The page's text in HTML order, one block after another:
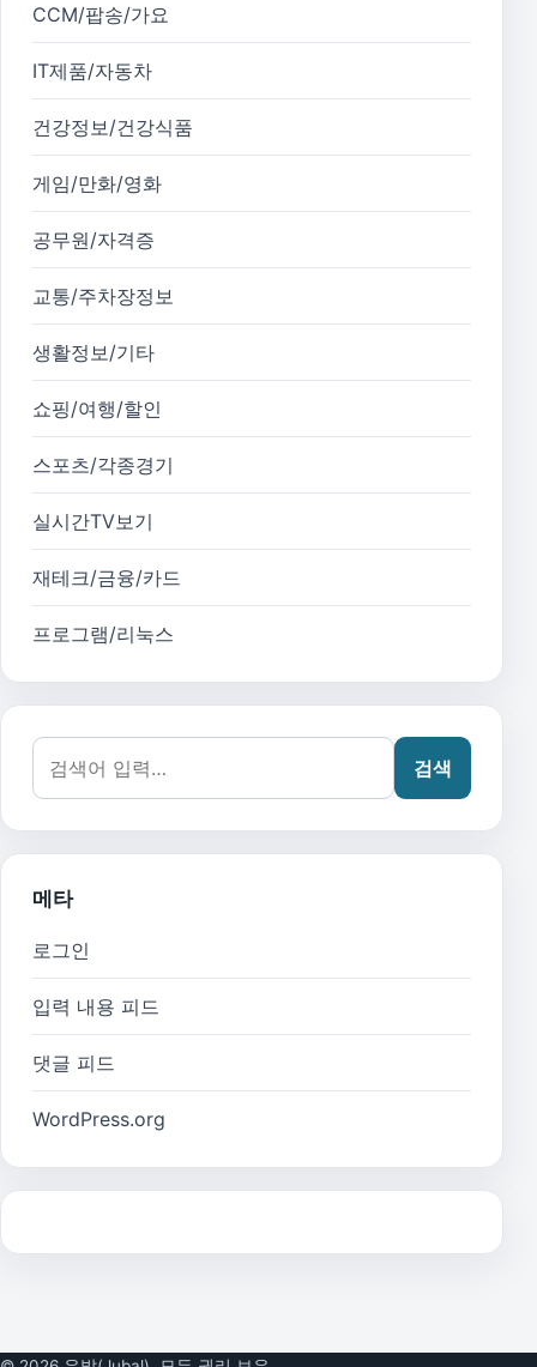
CCM/팝송/가요
IT제품/자동차
건강정보/건강식품
게임/만화/영화
공무원/자격증
교통/주차장정보
생활정보/기타
쇼핑/여행/할인
스포츠/각종경기
실시간TV보기
재테크/금융/카드
프로그램/리눅스
검색어:
검색
메타
로그인
입력 내용 피드
댓글 피드
WordPress.org